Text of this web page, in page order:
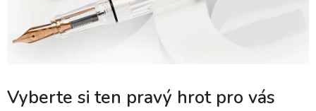
Vyberte si ten pravý hrot pro vás